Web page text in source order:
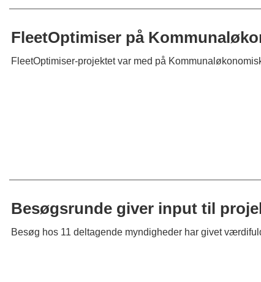
FleetOptimiser på
FleetOptimiser-projektet var med på
Besøgsrunde giver input til
Besøg hos 11 deltagende myndigheder har givet